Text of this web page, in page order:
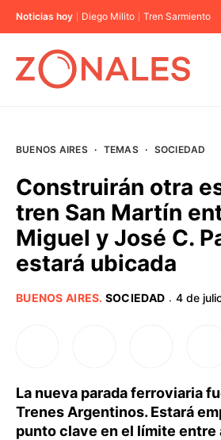
Noticias hoy Diego Milito Tren Sarmiento
BUENOS AIRES
PROVINCIAS
BUENOS AIRES · TEMAS · SOCIEDAD
Construirán otra
tren San Martín
Miguel y José C.
estará ubicada
BUENOS AIRES. SOCIEDAD · 4 de
La nueva parada ferroviaria
Trenes Argentinos. Estará
punto clave en el límite